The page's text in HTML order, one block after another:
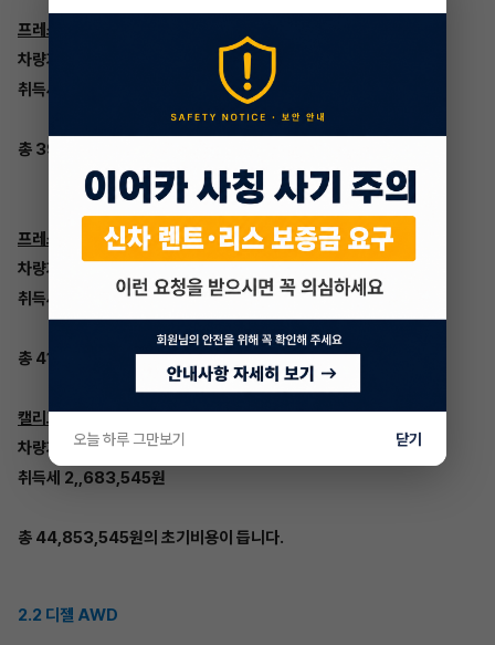
프레스티지 기준
차량가 3,688만원
취득세 2,346,909원
총 39,226,909원의 초기비용이 듭니다.
프레스티지 초이스 기준
차량가 3,877만원
취득세 2,467,182원
총 41,237,182원의 초기비용이 듭니다.
캘리그래피 기준
차량가 4,217만원
취득세 2,,683,545원
총 44,853,545원의 초기비용이 듭니다.
2.2 디젤 AWD
오늘 하루 그만보기 닫기